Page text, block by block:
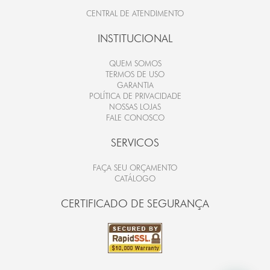
CENTRAL DE ATENDIMENTO
INSTITUCIONAL
QUEM SOMOS
TERMOS DE USO
GARANTIA
POLÍTICA DE PRIVACIDADE
NOSSAS LOJAS
FALE CONOSCO
SERVICOS
FAÇA SEU ORÇAMENTO
CATÁLOGO
CERTIFICADO DE SEGURANÇA